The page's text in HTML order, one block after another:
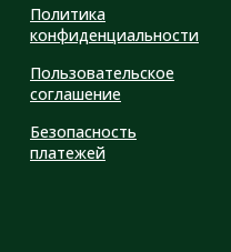
Политика
конфиденциальности
Пользовательское
соглашение
Безопасность
платежей